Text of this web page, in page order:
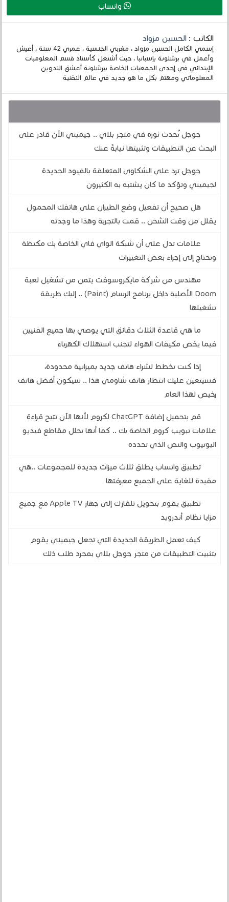
واتساب
الكاتب :الحسين مزواد
إسمي الكامل الحسين مزواد ، مغربي الجنسية ، عمري 42 سنة ، أعيش
وأعمل في برشلونة بإسبانيا ، حيث أشتغل كأستاذ قسم المعلوميات
الإبتدائي في إحدى الجمعيات الخاصة ببرشلونة أعشق التدوين
المعلوماتي ومهتم بكل ما هو جديد في عالم التقنية
جوجل تُحدث ثورة في متجر بلاي .. جيميني الآن قادر على
البحث عن التطبيقات وتثبيتها نيابةً عنك
جوجل ترد على الشكاوى المتعلقة بالقيود الجديدة
لجيميني وتؤكد ما كان يشتبه به الكثيرون
هل صحيح أن تفعيل وضع الطيران على هاتفك المحمول
يقلل من وقت الشحن .. قمت بالتجربة وهذا ما وجدته
علامات تدل على أن شبكة الواي فاي الخاصة بك مكتظة
وتحتاج إلى إجراء بعض التغييرات
مهندس من شركة مايكروسوفت يتمن من تشغيل لعبة
Doom الأصلية داخل برنامج الرسام (Paint) .. إليك طريقة
تشغيلها
ما هي قاعدة الثلاث دقائق التي يوصي بها جميع الفنيين
فيما يخص مكيفات الهواء لتجنب استهلاك الكهرباء
إذا كنت تخطط لشراء هاتف جديد بميزانية محدودة،
فسيتعين عليك انتظار هاتف شاومي هذا .. سيكون أفضل هاتف
رخيص لهذا العام
قم بتحميل إضافة ChatGPT لكروم لأنها الآن تتيح قراءة
علامات تبويب كروم الخاصة بك .. كما أنها تحلل مقاطع فيديو
اليوتيوب والنص الذي تحدده
تطبيق واتساب يطلق ثلاث ميزات جديدة للمجموعات ..هي
مفيدة للغاية على الجميع معرفتها
تطبيق يقوم بتحويل تلفازك إلى جهاز Apple TV مع جميع
مزايا نظام أندرويد
كيف تعمل الطريقة الجديدة التي تجعل جيميني يقوم
بتثبيت التطبيقات من متجر جوجل بلاي بمجرد طلب ذلك